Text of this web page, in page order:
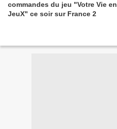
commandes du jeu "Votre Vie en
JeuX" ce soir sur France 2